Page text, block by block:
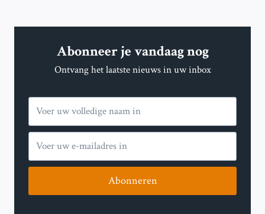
Abonneer je vandaag nog
Ontvang het laatste nieuws in uw inbox
Abonneren